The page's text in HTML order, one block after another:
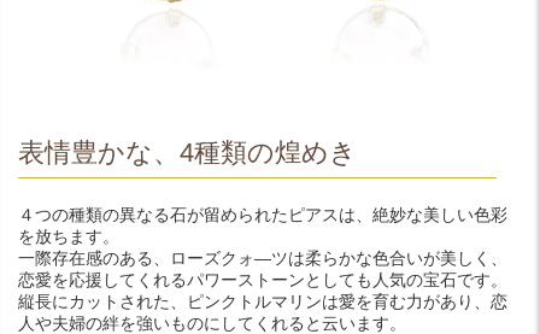
表情豊かな、4種類の煌めき
４つの種類の異なる石が留められたピアスは、絶妙な美しい色彩
を放ちます。
一際存在感のある、ローズクォ―ツは柔らかな色合いが美しく、
恋愛を応援してくれるパワーストーンとしても人気の宝石です。
縦長にカットされた、ピンクトルマリンは愛を育む力があり、恋
人や夫婦の絆を強いものにしてくれると云います。